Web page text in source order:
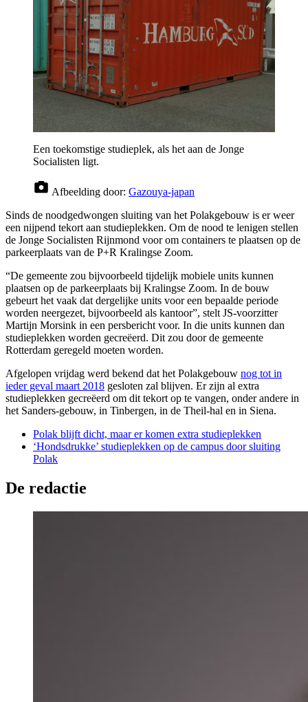
Een toekomstige studieplek, als het aan de Jonge
Socialisten ligt.
Afbeelding door: Gazouya-japan
Sinds de noodgedwongen sluiting van het Polakgebouw is er weer
een nijpend tekort aan studieplekken. Om de nood te lenigen stellen
de Jonge Socialisten Rijnmond voor om containers te plaatsen op de
parkeerplaats van de P+R Kralingse Zoom.
“De gemeente zou bijvoorbeeld tijdelijk mobiele units kunnen
plaatsen op de parkeerplaats bij Kralingse Zoom. In de bouw
gebeurt het vaak dat dergelijke units voor een bepaalde periode
worden neergezet, bijvoorbeeld als kantoor”, stelt JS-voorzitter
Martijn Morsink in een persbericht voor. In die units kunnen dan
studieplekken worden gecreëerd. Dit zou door de gemeente
Rotterdam geregeld moeten worden.
Afgelopen vrijdag werd bekend dat het Polakgebouw nog tot in
ieder geval maart 2018 gesloten zal blijven. Er zijn al extra
studieplekken gecreëerd om dit tekort op te vangen, onder andere in
het Sanders-gebouw, in Tinbergen, in de Theil-hal en in Siena.
Polak blijft dicht, maar er komen extra studieplekken
‘Hondsdrukke’ studieplekken op de campus door sluiting
Polak
De redactie